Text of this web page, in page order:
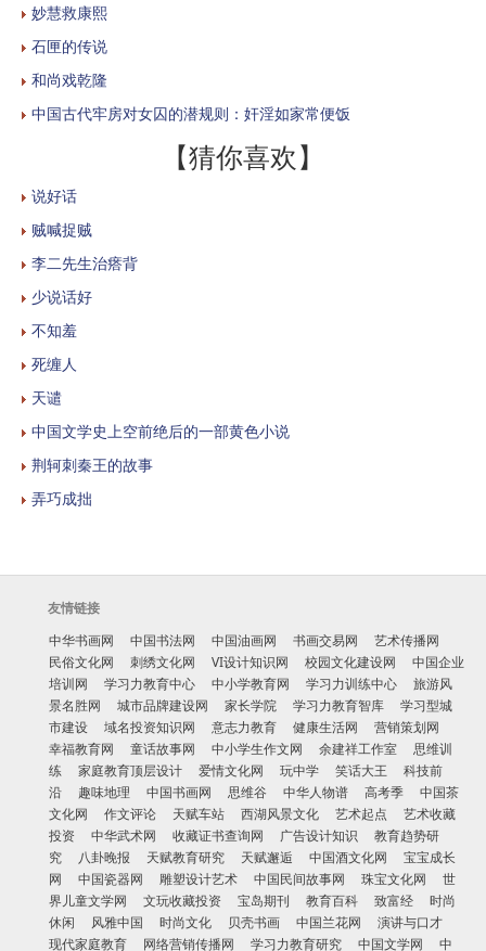
妙慧救康熙
石匣的传说
和尚戏乾隆
中国古代牢房对女囚的潜规则：奸淫如家常便饭
【猜你喜欢】
说好话
贼喊捉贼
李二先生治瘩背
少说话好
不知羞
死缠人
天谴
中国文学史上空前绝后的一部黄色小说
荆轲刺秦王的故事
弄巧成拙
友情链接
中华书画网
中国书法网 中国油画网 书画交易网
艺术传播网
民俗文化网
刺绣文化网 VI设计知识网 校园文化建设网
中国企业
培训网
学习力教育中心 中小学教育网 学习力训练中心
旅游风
景名胜网
城市品牌建设网 家长学院 学习力教育智库
学习型城
市建设
域名投资知识网 意志力教育 健康生活网
营销策划网
幸福教育网
童话故事网 中小学生作文网 余建祥工作室
思维训
练
家庭教育顶层设计 爱情文化网 玩中学 笑话大王
科技前
沿
趣味地理 中国书画网 思维谷 中华人物谱 高考季
中国茶
文化网
作文评论 天赋车站 西湖风景文化 艺术起点
艺术收藏
投资
中华武术网 收藏证书查询网 广告设计知识
教育趋势研
究
八卦晚报 天赋教育研究 天赋邂逅 中国酒文化网
宝宝成长
网
中国瓷器网 雕塑设计艺术 中国民间故事网 珠宝文化网
世
界儿童文学网
文玩收藏投资 宝岛期刊 教育百科 致富经
时尚
休闲
风雅中国 时尚文化 贝壳书画 中国兰花网
演讲与口才
现代家庭教育
网络营销传播网 学习力教育研究 中国文学网 中